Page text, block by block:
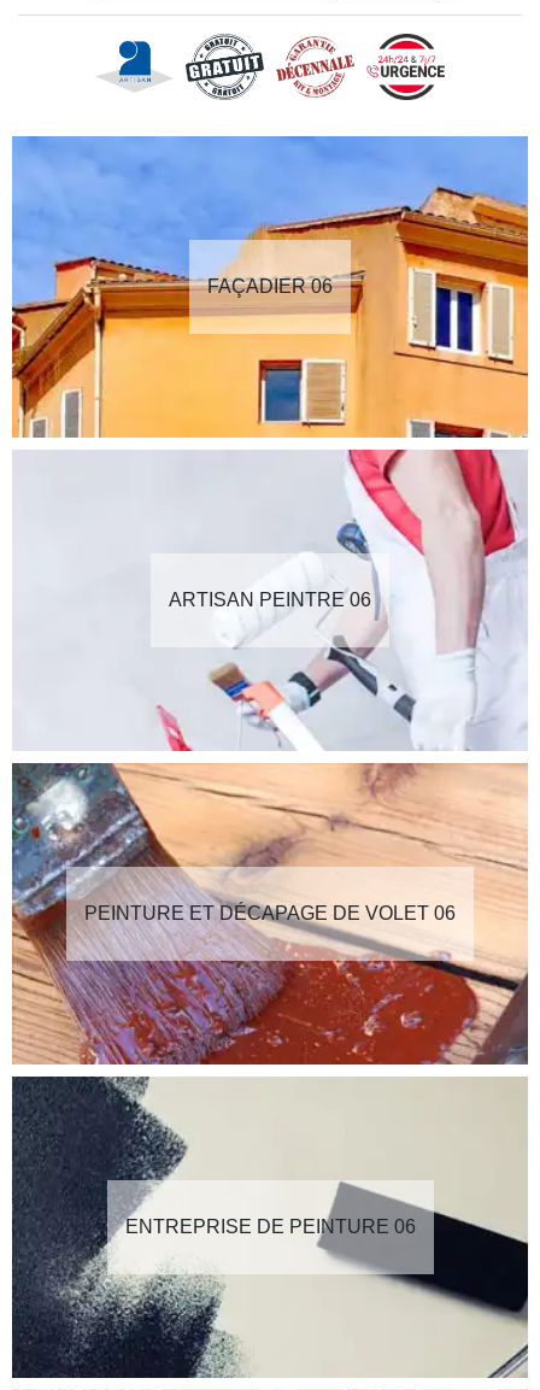
FAÇADIER 06
ARTISAN PEINTRE 06
PEINTURE ET DÉCAPAGE DE VOLET 06
ENTREPRISE DE PEINTURE 06